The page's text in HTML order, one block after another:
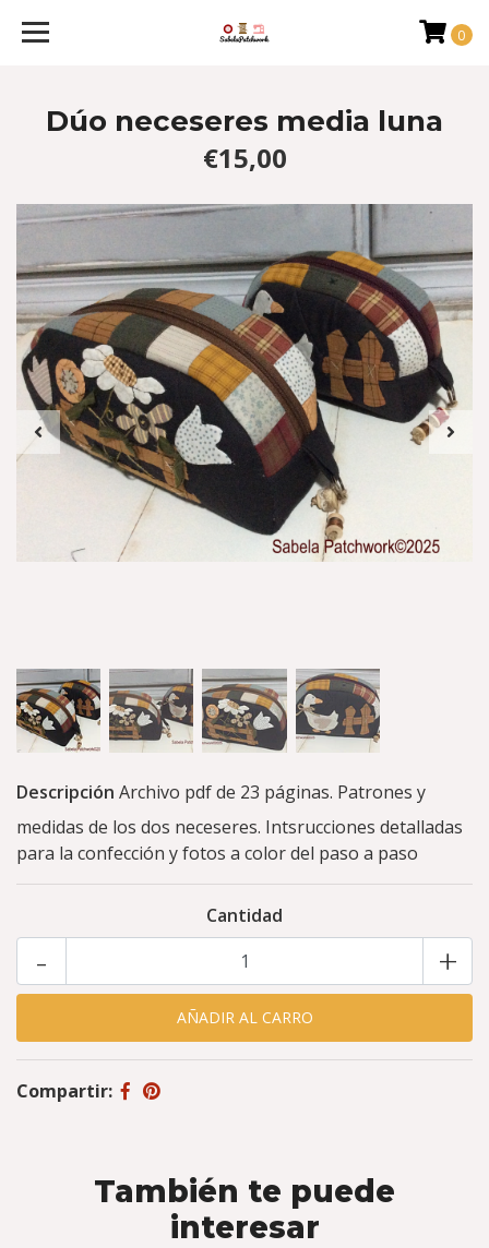
0
Dúo neceseres media luna
€15,00
Descripción Archivo pdf de 23 páginas. Patrones y
medidas de los dos neceseres. Intsrucciones detalladas
para la confección y fotos a color del paso a paso
Cantidad
+
-
Compartir:
También te puede
interesar